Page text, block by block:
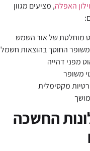
וילון האפלה, מציעים מגוון
מוחלטת של אור השמש
משופר החוסך בהוצאות חשמל
מפני דהייה
משופר
מקסימלית
החשכה